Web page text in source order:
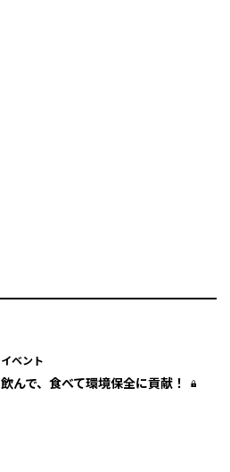
イベント
飲んで、食べて環境保全に貢献！